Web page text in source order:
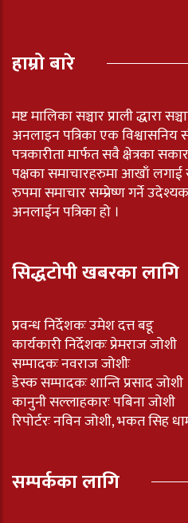
हाम्रो बारे
मष्ट मालिका सञ्चार प्राली द्धारा
अनलाइन पत्रिका एक विश्वासनिय
पत्रकारीता मार्फत सवै क्षेत्रका
पक्षका समाचारहरुमा आखाँ
रुपमा समाचार सम्प्रेष्ण गर्ने
अनलाईन पत्रिका हो ।
सिद्धटोपी खबरका लागि
प्रवन्ध निर्देशकः उमेश दत्त बडू
कार्यकारी निर्देशकः प्रेमराज जोशी
सम्पादकः नवराज जोशीः
डेस्क सम्पादकः शान्ति प्रसाद जोशी
कानुनी सल्लाहकारः पबिना जोशी
रिपोर्टरः नविन जोशी, भकत सिह
सम्पर्कका लागि